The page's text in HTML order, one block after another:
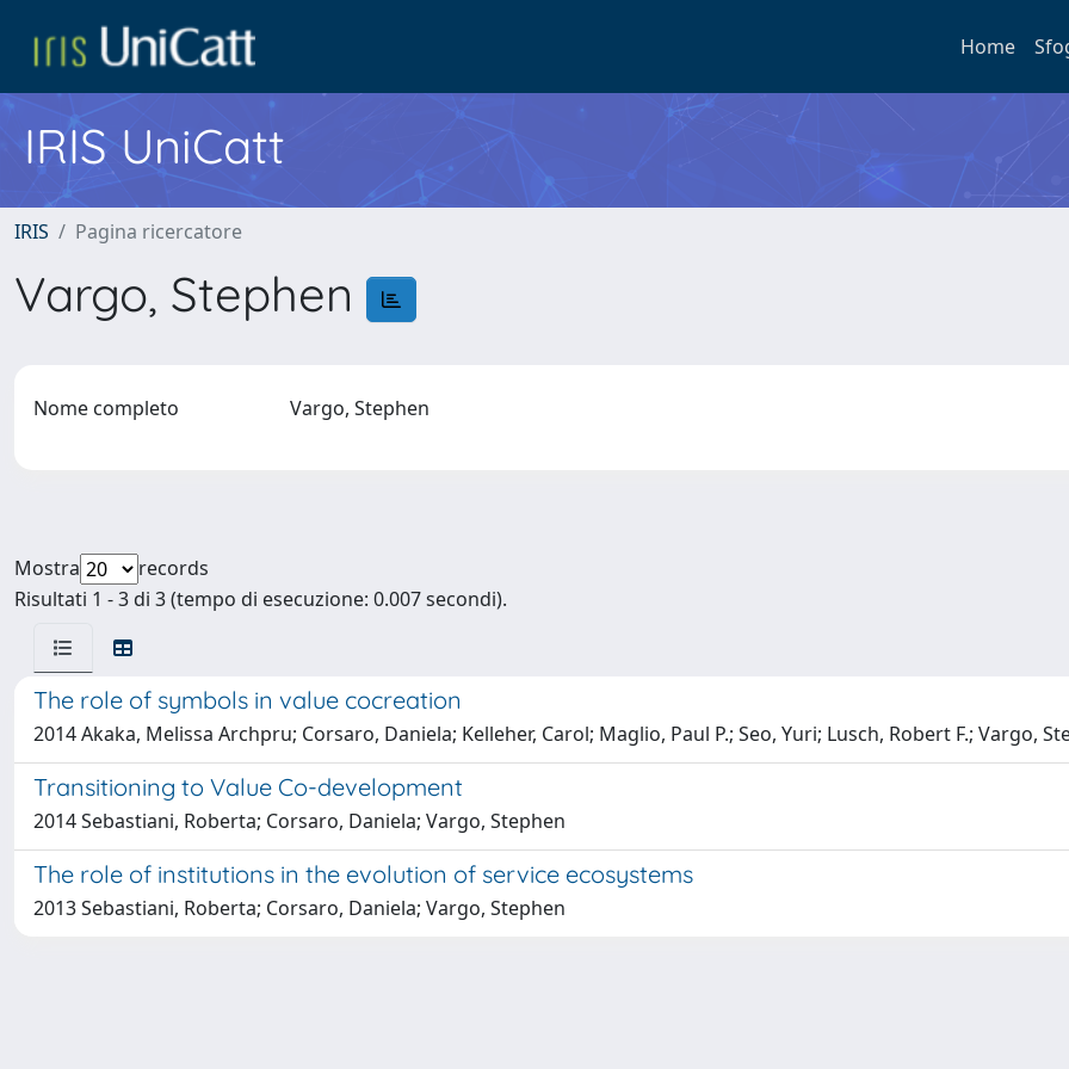
Home
IRIS UniCatt
IRIS Pagina ricercatore
Vargo, Stephen
Nome completo Vargo, Stephen
Mostra
records
Risultati 1 - 3 di 3 (tempo di esecuzione: 0.007 secondi).
The role of symbols in value cocreation
2014 Akaka, Melissa Archpru; Corsaro, Daniela; Kelleher, Carol; Maglio, Paul P.; Seo, Yuri; Lusch, Robert F.; Vargo,
Transitioning to Value Co-development
2014 Sebastiani, Roberta; Corsaro, Daniela; Vargo, Stephen
The role of institutions in the evolution of service ecosystems
2013 Sebastiani, Roberta; Corsaro, Daniela; Vargo, Stephen